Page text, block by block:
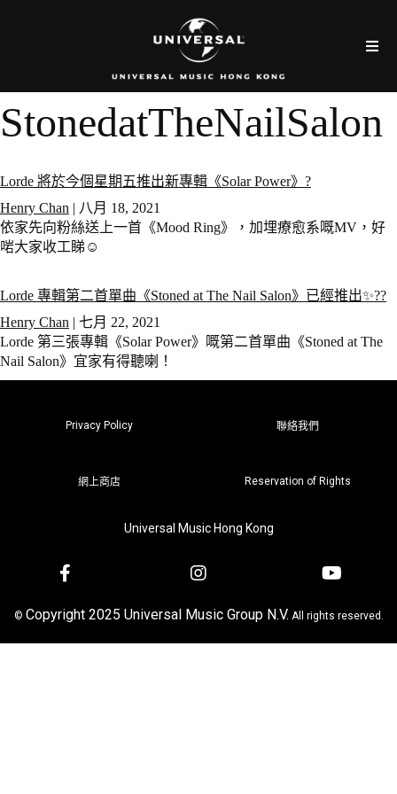
StonedatTheNailSalon
Lorde 將於今個星期五推出新專輯《Solar Power》?
Henry Chan | 八月 18, 2021
依家先向粉絲送上一首《Mood Ring》，加埋療愈系嘅MV，好
啱大家收工睇☺️
Lorde 專輯第二首單曲《Stoned at The Nail Salon》已經推出✨??
Henry Chan | 七月 22, 2021
Lorde 第三張專輯《Solar Power》嘅第二首單曲《Stoned at The
Nail Salon》宜家有得聽喇！
Privacy Policy 聯絡我們
網上商店 Reservation of Rights
Universal Music Hong Kong
© Copyright 2025 Universal Music Group N.V. All rights reserved.